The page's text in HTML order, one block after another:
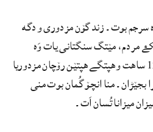
سرجم بوت۔ زند گۆن مزدوری و دگه
مردم، مێتگ سنگتانی یات وَه
انگت آتکنت بَله رۆچے 11 و 12 ساهت و ھپتگے ھپتێن رۆچان مزدوریا
بجێڑان۔ منا انچۆ گُمان بوت منی
میزانا تُسان اَت۔